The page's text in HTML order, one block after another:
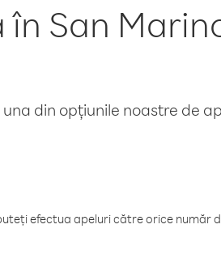
San
din opțiunile noastre de
efectua apeluri către orice număr